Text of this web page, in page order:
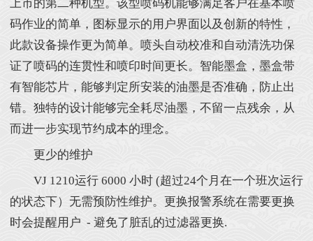
上市的第二种机型。该型喷码机能够满足客户在基本喷
码作业的简单，图标显示的用户界面以及创新的特性，
此款设备操作更为简单。喷头自动校准和自动清洗功保
证了喷码的连贯性和喷印时间更长。智能墨盒，墨盒带
有智能芯片，能够判定所安装的油墨是否准确，防止出
错。独特的设计能够完全耗尽油墨，不留一点残余，从
而进一步实现节约成本的理念。
更少的维护
VJ 1210运行 6000 小时 (超过24个月在一个班次运行
的状态下）无需预防性维护。更换报警系统在需要更换
时会提醒用户 - 避免了脏乱的过滤器更换.